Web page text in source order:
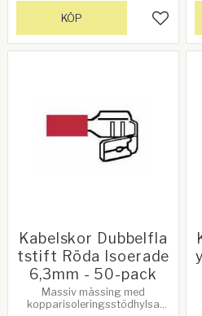
Lägg
KÖP
Kabelskor Dubbelfla
tstift Röda Isoerade
6,3mm - 50-pack
​Massiv mässing med
kopparisoleringsstödhylsa